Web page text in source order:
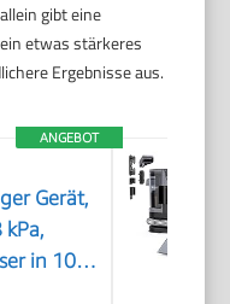
gibt eine
etwas stärkeres
Ergebnisse aus.
ANGEBOT
Gerät,
in 10